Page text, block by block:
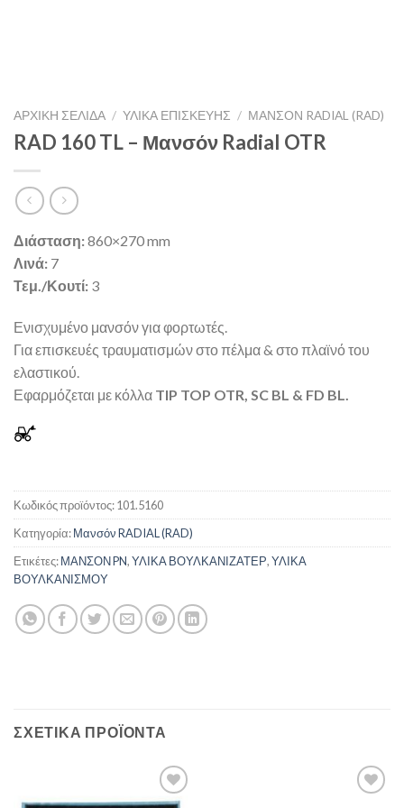
ΑΡΧΙΚΉ ΣΕΛΊΔΑ / ΥΛΙΚΑ ΕΠΙΣΚΕΥΗΣ / ΜΑΝΣΌΝ RADIAL (RAD)
RAD 160 TL – Μανσόν Radial OTR
Διάσταση:860×270 mm
Λινά: 7
Τεμ./Κουτί: 3
Ενισχυμένο μανσόν για φορτωτές.
Για επισκευές τραυματισμών στο πέλμα & στο πλαϊνό του
ελαστικού.
Εφαρμόζεται με κόλλα TIP TOP OTR, SC BL & FD BL.
Κωδικός προϊόντος:101.5160
Κατηγορία:Μανσόν RADIAL (RAD)
Ετικέτες:ΜΑΝΣΟΝ PN,ΥΛΙΚΑ ΒΟΥΛΚΑΝΙΖΑΤΕΡ,ΥΛΙΚΑ
ΒΟΥΛΚΑΝΙΣΜΟΥ
ΣΧΕΤΙΚΆ ΠΡΟΪΌΝΤΑ